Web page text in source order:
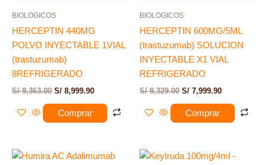
BIOLOGICOS
HERCEPTIN 440MG
POLVO INYECTABLE 1VIAL
(trastuzumab)
8REFRIGERADO
S/9,363.00 S/ 8,999.90
Comprar
BIOLOGICOS
HERCEPTIN 600MG/5ML
(trastuzumab) SOLUCION
INYECTABLE X1 VIAL
REFRIGERADO
S/8,329.00 S/ 7,999.90
Comprar